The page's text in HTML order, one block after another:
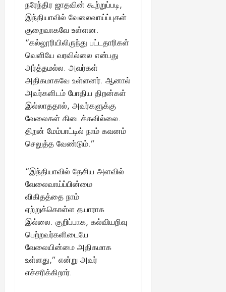
நரேந்திர ஜாதவின் கூற்றுப்படி,
இந்தியாவில் வேலைவாய்ப்புகள்
குறைவாகவே உள்ளன.
“கல்லூரியிலிருந்து பட்டதாரிகள்
வெளியே வரவில்லை என்பது
அர்த்தமல்ல. அவர்கள்
அதிகமாகவே உள்ளனர். ஆனால்
அவர்களிடம் போதிய திறன்கள்
இல்லாததால், அவர்களுக்கு
வேலைகள் கிடைக்கவில்லை.
திறன் மேம்பாட்டில் நாம் கவனம்
செலுத்த வேண்டும்.”
“இந்தியாவில் தேசிய அளவில்
வேலைவாய்ப்பின்மை
விகிதத்தை நாம்
ஏற்றுக்கொள்ள தயாராக
இல்லை. குறிப்பாக, கல்வியறிவு
பெற்றவர்களிடையே
வேலையின்மை அதிகமாக
உள்ளது,” என்று அவர்
எச்சரிக்கிறார்.